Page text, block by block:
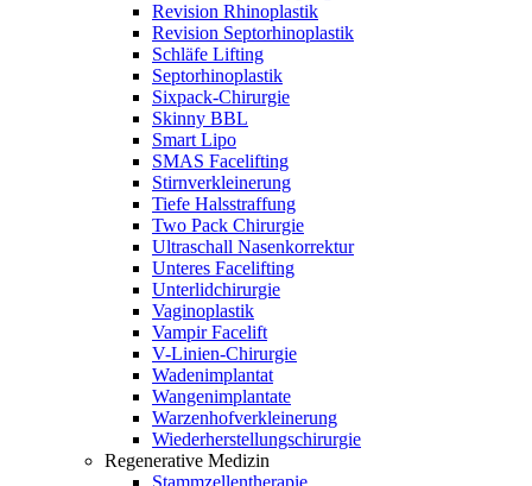
Revision Rhinoplastik
Revision Septorhinoplastik
Schläfe Lifting
Septorhinoplastik
Sixpack-Chirurgie
Skinny BBL
Smart Lipo
SMAS Facelifting
Stirnverkleinerung
Tiefe Halsstraffung
Two Pack Chirurgie
Ultraschall Nasenkorrektur
Unteres Facelifting
Unterlidchirurgie
Vaginoplastik
Vampir Facelift
V-Linien-Chirurgie
Wadenimplantat
Wangenimplantate
Warzenhofverkleinerung
Wiederherstellungschirurgie
Regenerative Medizin
Stammzellentherapie